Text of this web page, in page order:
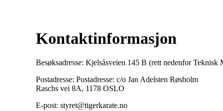
Kontaktinformasjon
Besøksadresse: Kjelsåsveien 145 B (rett nedenfor Teknisk
Postadresse: Postadresse: c/o Jan Adelsten Røsholm
Raschs vei 8A, 1178 OSLO
E-post: styret@tigerkarate.no